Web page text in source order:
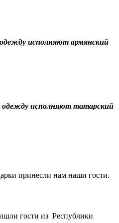
исполняют армянский
исполняют татарский
принесли нам наши гости.
гости из Республики